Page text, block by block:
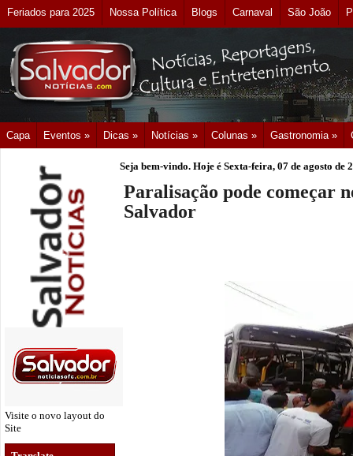
Feriados para 2025 Nossa Política Blogs Carnaval São João
Capa Eventos » Dicas » Notícias » Colunas » Gastronomia »
Visite o novo layout do
Site
Seja bem-vindo. Hoje é Sexta-feira, 07 de agosto de
Paralisação pode começar
Salvador